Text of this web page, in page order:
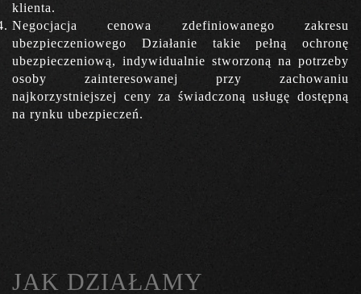
klienta.
Negocjacja cenowa zdefiniowanego zakresu
ubezpieczeniowego Działanie takie pełną ochronę
ubezpieczeniową, indywidualnie stworzoną na potrzeby
osoby zainteresowanej przy zachowaniu
najkorzystniejszej ceny za świadczoną usługę dostępną
na rynku ubezpieczeń.
JAK DZIAŁAMY